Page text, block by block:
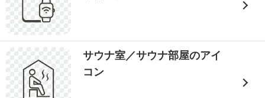
サウナ室／サウナ部屋のアイ
コン